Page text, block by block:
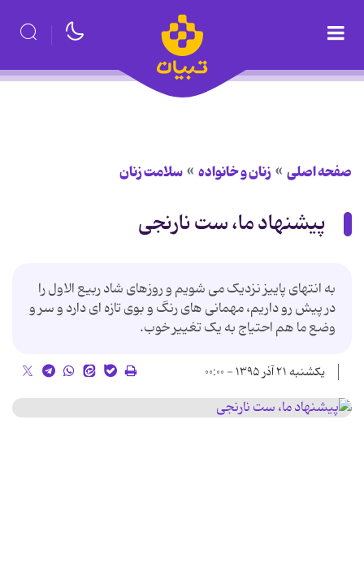
صفحه اصلی زنان و خانواده سلامت زنان
پیشنهاد ما، ست نارنجی
به انتهای پاییز نزدیک می شویم و روزهای شاد ربیع الاول را
در پیش رو داریم، مهمانی های رنگ و بوی تازه ای دارد و سر و
وضع ما هم احتیاج به یک تغییر خوب.
یکشنبه ۲۱ آذر ۱۳۹۵ - ۰۰:۰۰